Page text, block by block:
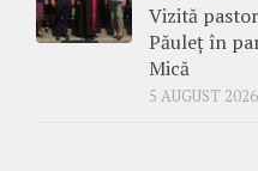
Vizită
Păuleț în
Mică
5 AUGUST 2026